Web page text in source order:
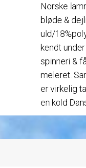
Norske
bløde &
uld/
kendt
spinneri &
meleret.
er virkelig
en kold